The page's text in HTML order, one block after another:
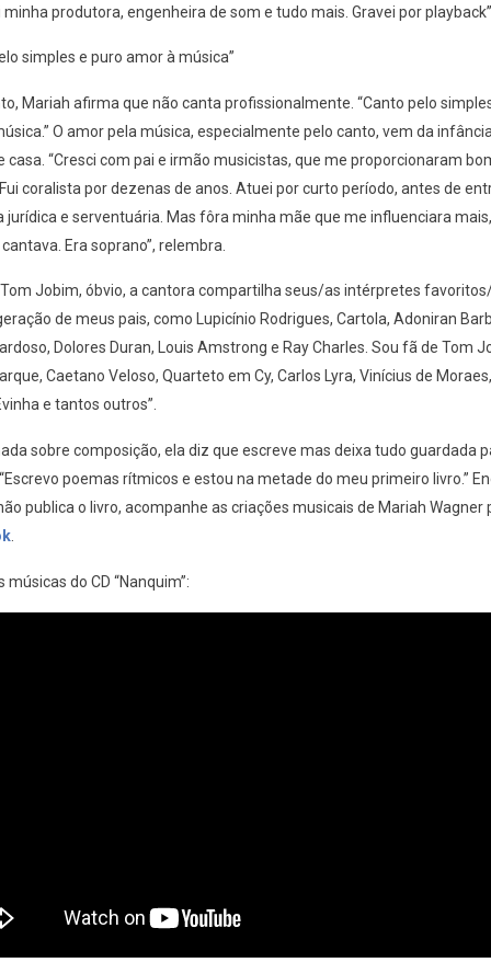
minha produtora, engenheira de som e tudo mais. Gravei por
simples e puro amor à música”
Mariah afirma que não canta profissionalmente. “Canto pelo
O amor pela música, especialmente pelo canto, vem da
casa. “Cresci com pai e irmão musicistas, que me proporcionaram
coralista por dezenas de anos. Atuei por curto período, antes de
jurídica e serventuária. Mas fôra minha mãe que me influenciara
Era soprano”, relembra.
Jobim, óbvio, a cantora compartilha seus/as intérpretes
de meus pais, como Lupicínio Rodrigues, Cartola, Adoniran
Dolores Duran, Louis Amstrong e Ray Charles. Sou fã de Tom
Caetano Veloso, Quarteto em Cy, Carlos Lyra, Vinícius de
e tantos outros”.
sobre composição, ela diz que escreve mas deixa tudo guardada
poemas rítmicos e estou na metade do meu primeiro livro.”
publica o livro, acompanhe as criações musicais de Mariah Wagner
músicas do CD “Nanquim”: